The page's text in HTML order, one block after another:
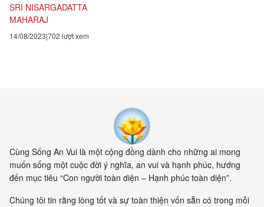
SRI NISARGADATTA
MAHARAJ
14/08/2023 702 lượt xem
Cùng Sống An Vui là một cộng đồng dành cho những ai mong
muốn sống một cuộc đời ý nghĩa, an vui và hạnh phúc, hướng
đến mục tiêu “Con người toàn diện – Hạnh phúc toàn diện”.
Chúng tôi tin rằng lòng tốt và sự toàn thiện vốn sẵn có trong mỗi